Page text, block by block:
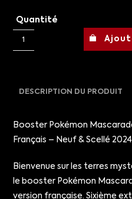
Quantité
DESCRIPTION DU PRODUIT
Booster Pokémon
Français – Neuf & Scellé 2024
Bienvenue sur les terres
le booster Pokémon
version française. Sixième